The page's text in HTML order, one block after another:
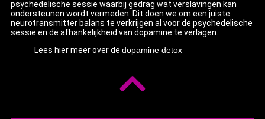
psychedelische sessie waarbij gedrag wat verslavingen kan
ondersteunen wordt vermeden. Dit doen we om een juiste
neurotransmitter balans te verkrijgen al voor de psychedelische
sessie en de afhankelijkheid van dopamine te verlagen.
Lees hier meer over de dopamine detox